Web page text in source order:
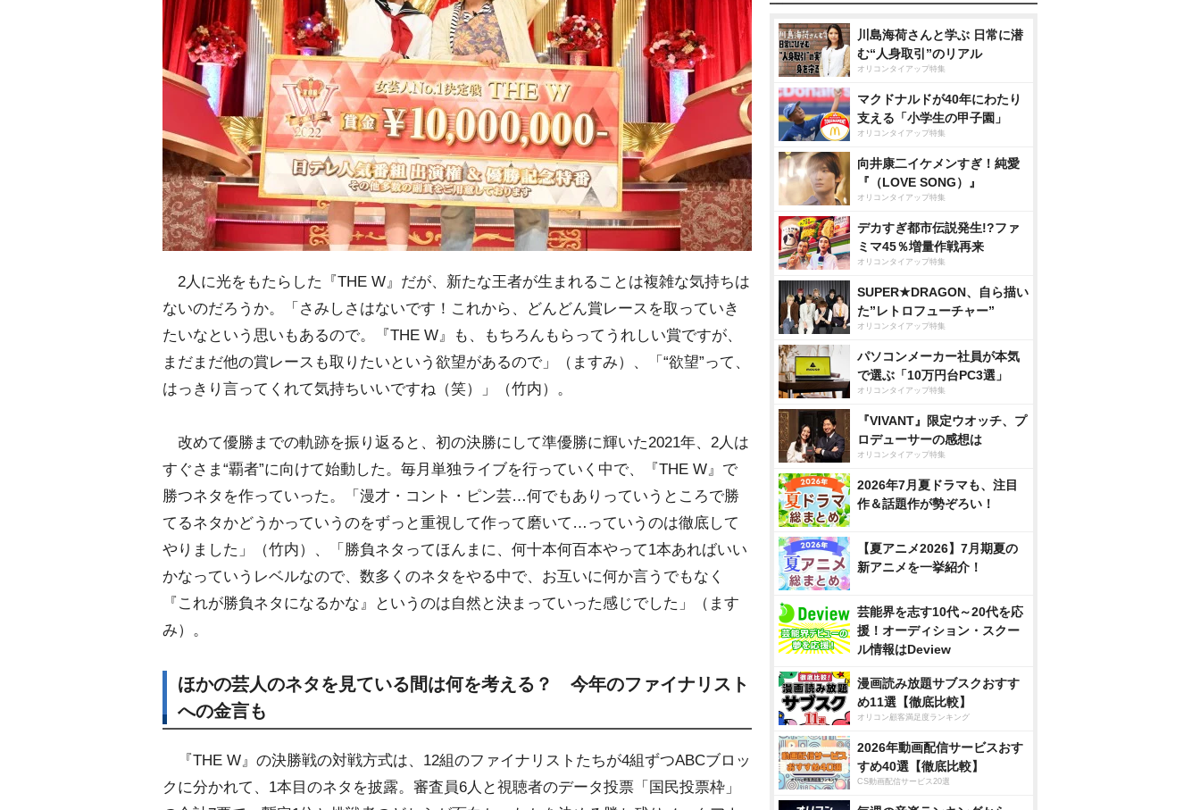
2人に光をもたらした『THE W』だが、新たな王者が生まれることは複雑な気持ちは
ないのだろうか。「さみしさはないです！これから、どんどん賞レースを取っていき
たいなという思いもあるので。『THE W』も、もちろんもらってうれしい賞ですが、
まだまだ他の賞レースも取りたいという欲望があるので」（ますみ）、「“欲望”って、
はっきり言ってくれて気持ちいいですね（笑）」（竹内）。
改めて優勝までの軌跡を振り返ると、初の決勝にして準優勝に輝いた2021年、2人は
すぐさま“覇者”に向けて始動した。毎月単独ライブを行っていく中で、『THE W』で
勝つネタを作っていった。「漫才・コント・ピン芸…何でもありっていうところで勝
てるネタかどうかっていうのをずっと重視して作って磨いて…っていうのは徹底して
りました」（竹内）、「勝負ネタってほんまに、何十本何百本やって1本あればいい
かなっていうレベルなので、数多くのネタをやる中で、お互いに何か言うでもなく
『これが勝負ネタになるかな』というのは自然と決まっていった感じでした」（ます
み）。
ほかの芸人のネタを見ている間は何を考える？ 今年のファイナリスト
への金言も
『THE W』の決勝戦の対戦方式は、12組のファイナリストたちが4組ずつABCブロッ
クに分かれて、1本目のネタを披露。審査員6人と視聴者のデータ投票「国民投票枠」
川島海荷さんと学ぶ 日常に潜
む“人身取引”のリアル
オリコンタイアップ特集
マクドナルドが40年にわたり
支える「小学生の甲子園」
オリコンタイアップ特集
向井康二イケメンすぎ！純愛
『（LOVE SONG）』
オリコンタイアップ特集
デカすぎ都市伝説発生!?ファ
ミマ45％増量作戦再来
オリコンタイアップ特集
SUPER★DRAGON、自ら描い
た”レトロフューチャー”
オリコンタイアップ特集
パソコンメーカー社員が本気
で選ぶ「10万円台PC3選」
オリコンタイアップ特集
『VIVANT』限定ウオッチ、プ
ロデューサーの感想は
オリコンタイアップ特集
2026年7月夏ドラマも、注目
作＆話題作が勢ぞろい！
【夏アニメ2026】7月期夏の
新アニメを一挙紹介！
芸能界を志す10代～20代を応
援！オーディション・スクー
ル情報はDeview
漫画読み放題サブスクおすす
め11選【徹底比較】
オリコン顧客満足度ランキング
2026年動画配信サービスおす
すめ40選【徹底比較】
CS動画配信サービス20選